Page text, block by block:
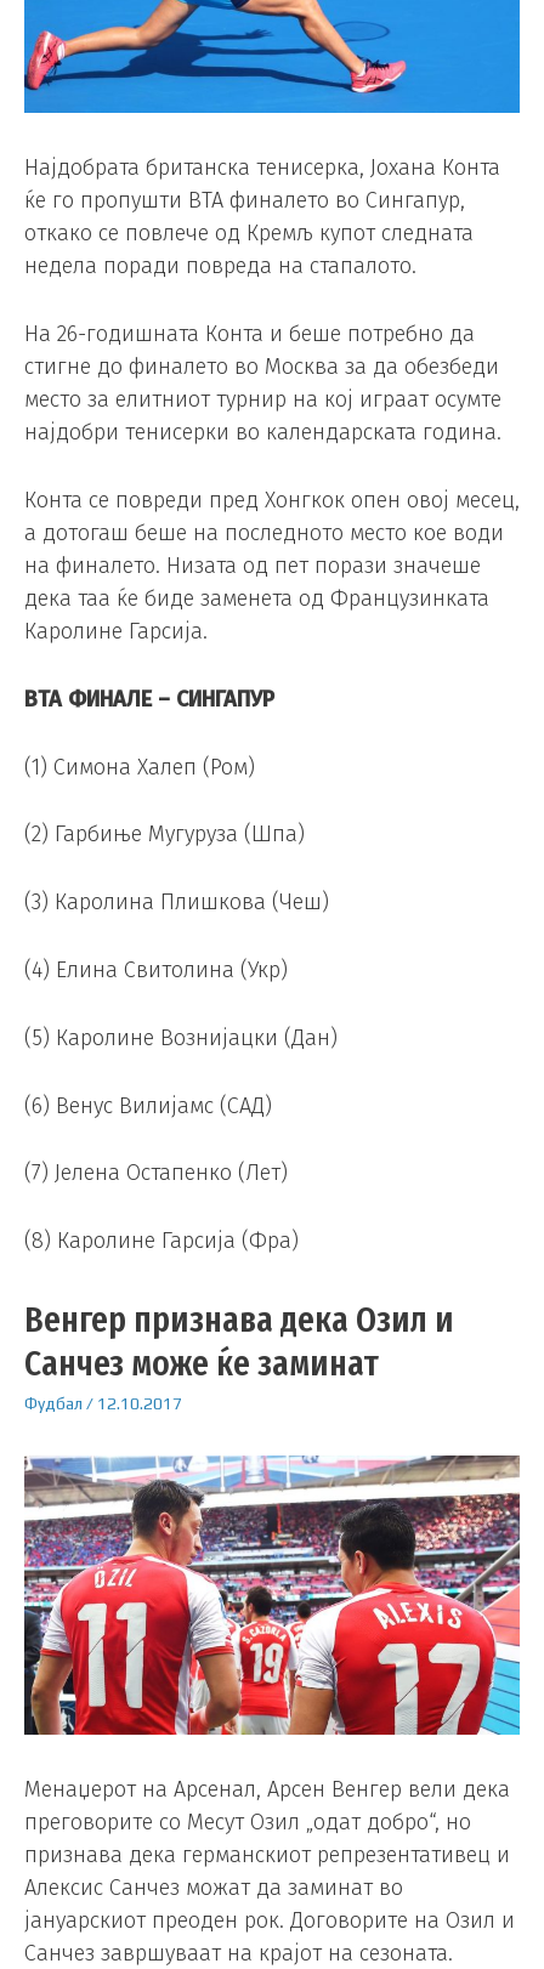
Најдобрата британска тенисерка, Јохана Конта
ќе го пропушти ВТА финалето во Сингапур,
откако се повлече од Кремљ купот следната
недела поради повреда на стапалото.
На 26-годишната Конта и беше потребно да
стигне до финалето во Москва за да обезбеди
место за елитниот турнир на кој играат осумте
најдобри тенисерки во календарската година.
Конта се повреди пред Хонгкок опен овој месец,
а дотогаш беше на последното место кое води
на финалето. Низата од пет порази значеше
дека таа ќе биде заменета од Французинката
Каролине Гарсија.
ВТА ФИНАЛЕ – СИНГАПУР
(1) Симона Халеп (Ром)
(2) Гарбиње Мугуруза (Шпа)
(3) Каролина Плишкова (Чеш)
(4) Елина Свитолина (Укр)
(5) Каролине Вознијацки (Дан)
(6) Венус Вилијамс (САД)
(7) Јелена Остапенко (Лет)
(8) Каролине Гарсија (Фра)
Венгер признава дека Озил и
Санчез може ќе заминат
Фудбал / 12.10.2017
Менаџерот на Арсенал, Арсен Венгер вели дека
преговорите со Месут Озил „одат добро“, но
признава дека германскиот репрезентативец и
Алексис Санчез можат да заминат во
јануарскиот преоден рок. Договорите на Озил и
Санчез завршуваат на крајот на сезоната.